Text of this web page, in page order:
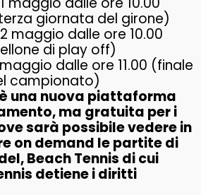
giornata del girone)
maggio dalle ore 10.00
di play off)
dalle ore 11.00 (finale
campionato)
una nuova piattaforma
ma gratuita per i
sarà possibile vedere in
on demand le partite di
Beach Tennis di cui
detiene i diritti